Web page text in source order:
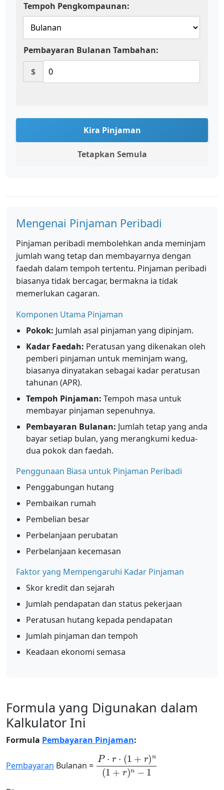
Tempoh Pengkompaunan:
Pembayaran Bulanan Tambahan:
$
Kira Pinjaman
Tetapkan Semula
Mengenai Pinjaman Peribadi
Pinjaman peribadi membolehkan anda meminjam
jumlah wang tetap dan membayarnya dengan
faedah dalam tempoh tertentu. Pinjaman peribadi
biasanya tidak bercagar, bermakna ia tidak
memerlukan cagaran.
Komponen Utama Pinjaman
Pokok: Jumlah asal pinjaman yang dipinjam.
Kadar Faedah: Peratusan yang dikenakan oleh
pemberi pinjaman untuk meminjam wang,
biasanya dinyatakan sebagai kadar peratusan
tahunan (APR).
Tempoh Pinjaman: Tempoh masa untuk
membayar pinjaman sepenuhnya.
Pembayaran Bulanan: Jumlah tetap yang anda
bayar setiap bulan, yang merangkumi kedua-
dua pokok dan faedah.
Penggunaan Biasa untuk Pinjaman Peribadi
Penggabungan hutang
Pembaikan rumah
Pembelian besar
Perbelanjaan perubatan
Perbelanjaan kecemasan
Faktor yang Mempengaruhi Kadar Pinjaman
Skor kredit dan sejarah
Jumlah pendapatan dan status pekerjaan
Peratusan hutang kepada pendapatan
Jumlah pinjaman dan tempoh
Keadaan ekonomi semasa
Formula yang Digunakan dalam
Kalkulator Ini
Formula Pembayaran Pinjaman:
Pembayaran Bulanan =
P⋅r⋅ (1+r) n( 1+r